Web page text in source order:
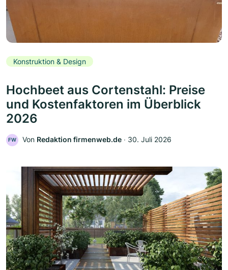
Konstruktion & Design
Hochbeet aus Cortenstahl: Preise
und Kostenfaktoren im Überblick
2026
FW Von Redaktion firmenweb.de ‧ 30. Juli 2026